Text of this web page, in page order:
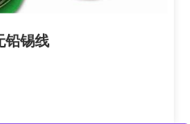
铅锡线